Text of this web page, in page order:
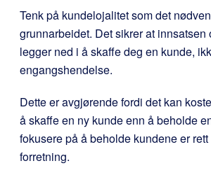
Tenk på kundelojalitet som det
grunnarbeidet. Det sikrer at innsatsen
legger ned i å skaffe deg en kunde,
engangshendelse.
Dette er avgjørende fordi det kan
å skaffe en ny kunde enn å beholde
fokusere på å beholde kundene er
forretning.